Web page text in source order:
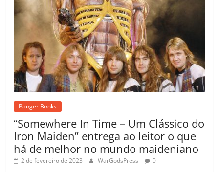
Banger Books
“Somewhere In Time – Um Clássico do
Iron Maiden” entrega ao leitor o que
há de melhor no mundo maideniano
2 de fevereiro de 2023 WarGodsPress 0